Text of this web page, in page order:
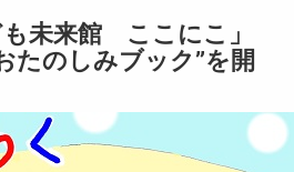
未来館 ここにこ」
たのしみブック”を開